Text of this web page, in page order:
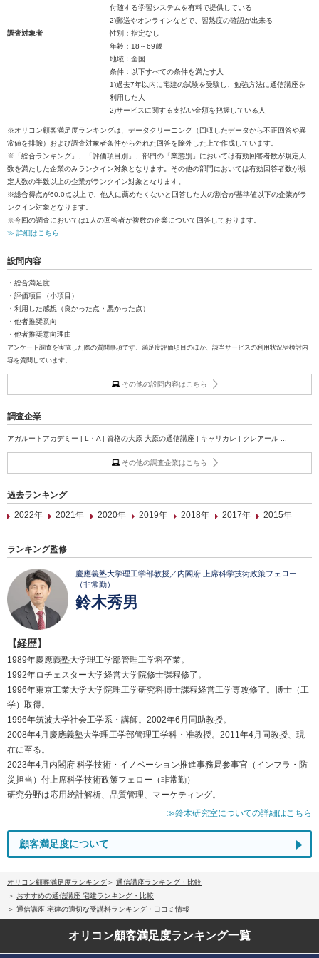
付随する学習システムを有料で提供している
2)郵送やオンラインなどで、習熟度の確認が出来る
調査対象者
性別：指定なし
年齢：18～69歳
地域：全国
条件：以下すべての条件を満たす人
1)過去7年以内に宅建の試験を受験し、勉強方法に通信講座を
利用した人
2)サービスに関する支払い金額を把握している人
※オリコン顧客満足度ランキングは、データクリーニング（回収したデータから不正回答や異
常値を排除）および調査対象者条件から外れた回答を除外した上で作成しています。
※「総合ランキング」、「評価項目別」、部門の「業態別」においては有効回答者数が規定人
数を満たした企業のみランクイン対象となります。その他の部門においては有効回答者数が規
定人数の半数以上の企業がランクイン対象となります。
※総合得点が60.0点以上で、他人に薦めたくないと回答した人の割合が基準値以下の企業がラ
ンクイン対象となります。
※今回の調査においては1人の回答者が複数の企業について回答しております。
≫ 詳細はこちら
設問内容
・総合満足度
・評価項目（小項目）
・利用した感想（良かった点・悪かった点）
・他者推奨意向
・他者推奨意向理由
アンケート調査を実施した際の質問事項です。満足度評価項目のほか、該当サービスの利用状況や検討内
容を質問しています。
その他の設問内容はこちら
調査企業
アガルートアカデミー | L・A | 資格の大原 大原の通信講座 | キャリカレ | クレアール ...
その他の調査企業はこちら
過去ランキング
2022年
2021年 2020年 2019年 2018年 2017年 2015年
ランキング監修
慶應義塾大学理工学部教授／内閣府 上席科学技術政策フェロー
（非常勤）
鈴木秀男
【経歴】
1989年慶應義塾大学理工学部管理工学科卒業。
1992年ロチェスター大学経営大学院修士課程修了。
1996年東京工業大学大学院理工学研究科博士課程経営工学専攻修了。博士（工
学）取得。
1996年筑波大学社会工学系・講師。2002年6月同助教授。
2008年4月慶應義塾大学理工学部管理工学科・准教授。2011年4月同教授、現
在に至る。
2023年4月内閣府 科学技術・イノベーション推進事務局参事官（インフラ・防
災担当）付上席科学技術政策フェロー（非常勤）
研究分野は応用統計解析、品質管理、マーケティング。
≫鈴木研究室についての詳細はこちら
顧客満足度について
オリコン顧客満足度ランキング
通信講座ランキング・比較
おすすめの通信講座 宅建ランキング・比較
通信講座 宅建の適切な受講料ランキング・口コミ情報
オリコン顧客満足度ランキング一覧